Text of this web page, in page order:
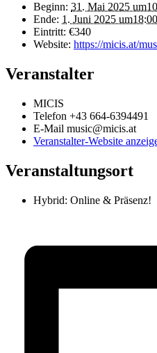
Beginn: 31. Mai 2025
Ende: 1. Juni 2025 um18:00
Eintritt: €340
Website: https://micis.at/
Veranstalter
MICIS
Telefon +43 664-6394491
E-Mail music@micis.at
Veranstalter-Website
Veranstaltungsort
Hybrid: Online & Präsenz!